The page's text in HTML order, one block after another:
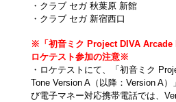
・クラブ セガ 秋葉原 新館
・クラブ セガ 新宿西口
※「初音ミク Project DIVA Arcade
ロケテスト参加の注意※
・ロケテストにて、「初音ミク
Tone Version A（以降：Version A
び電子マネー対応携帯電話では、